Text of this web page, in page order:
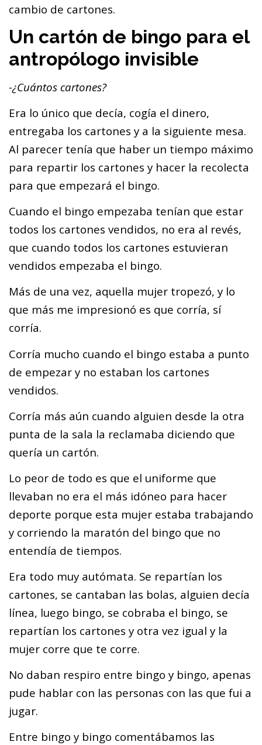
cambio de cartones.
Un cartón de bingo para el
antropólogo invisible
-¿Cuántos cartones?
Era lo único que decía, cogía el dinero,
entregaba los cartones y a la siguiente mesa.
Al parecer tenía que haber un tiempo máximo
para repartir los cartones y hacer la recolecta
para que empezará el bingo.
Cuando el bingo empezaba tenían que estar
todos los cartones vendidos, no era al revés,
que cuando todos los cartones estuvieran
vendidos empezaba el bingo.
Más de una vez, aquella mujer tropezó, y lo
que más me impresionó es que corría, sí
corría.
Corría mucho cuando el bingo estaba a punto
de empezar y no estaban los cartones
vendidos.
Corría más aún cuando alguien desde la otra
punta de la sala la reclamaba diciendo que
quería un cartón.
Lo peor de todo es que el uniforme que
llevaban no era el más idóneo para hacer
deporte porque esta mujer estaba trabajando
y corriendo la maratón del bingo que no
entendía de tiempos.
Era todo muy autómata. Se repartían los
cartones, se cantaban las bolas, alguien decía
línea, luego bingo, se cobraba el bingo, se
repartían los cartones y otra vez igual y la
mujer corre que te corre.
No daban respiro entre bingo y bingo, apenas
pude hablar con las personas con las que fui a
jugar.
Entre bingo y bingo comentábamos las